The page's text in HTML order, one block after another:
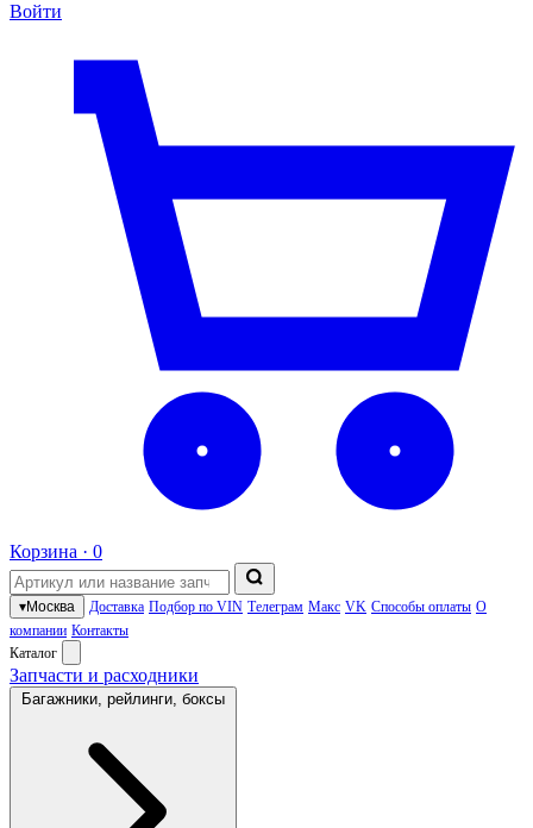
Войти
Корзина · 0
▾Москва Доставка Подбор по VIN Телеграм Макс VK Способы оплаты О
компании Контакты
Каталог
Запчасти и расходники
Багажники, рейлинги, боксы